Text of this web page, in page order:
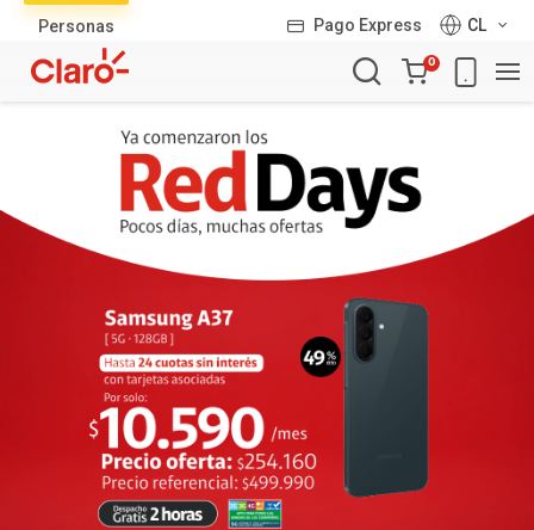
Personas Pago Express
CL
Carro
de
0
productos